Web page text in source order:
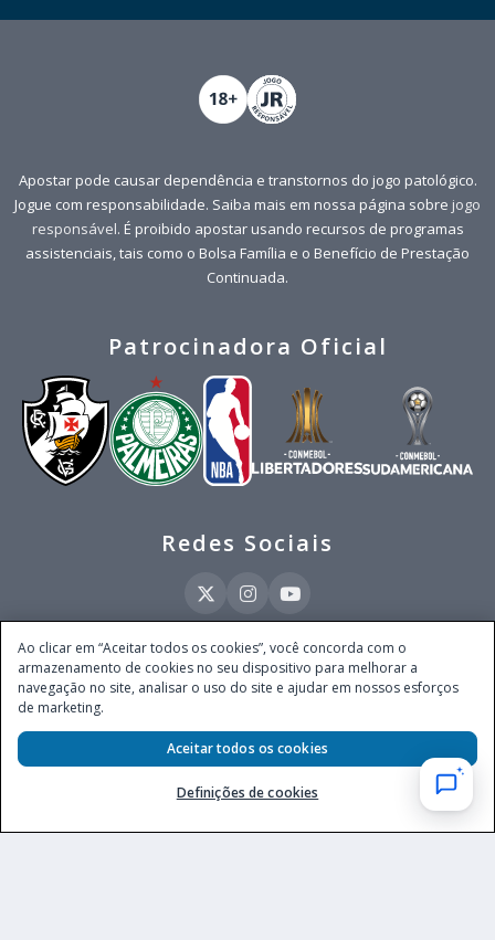
Apostar pode causar dependência e transtornos do jogo patológico.
Jogue com responsabilidade. Saiba mais em nossa página sobre jogo
responsável. É proibido apostar usando recursos de programas
assistenciais, tais como o Bolsa Família e o Benefício de Prestação
Continuada.
Patrocinadora Oficial
Redes Sociais
Este site é operado pela Ventmear Brasil LTDA (CNPJ 52.868.380/0001-84), com
endereço na Avenida Brigadeiro Faria Lima, nº 4.055, 3º andar, Itaim Bibi, no
Município de São Paulo, Estado de São Paulo, CEP 04538-133, Brasil - empresa
autorizada a operar apostas de quota fixa em todo território nacional pela
Secretaria de Prêmios e Apostas do Ministério da Fazenda, conforme Portaria nº
247, de 07.02.2025, publicada no DOU em 11.2.2025.
Ao clicar em “Aceitar todos os cookies”, você concorda com o
armazenamento de cookies no seu dispositivo para melhorar a
navegação no site, analisar o uso do site e ajudar em nossos esforços
de marketing.
Definições de cookies
Aceitar todos os cookies